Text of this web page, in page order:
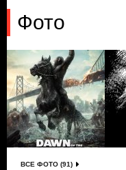
Фото
ВСЕ ФОТО (91)